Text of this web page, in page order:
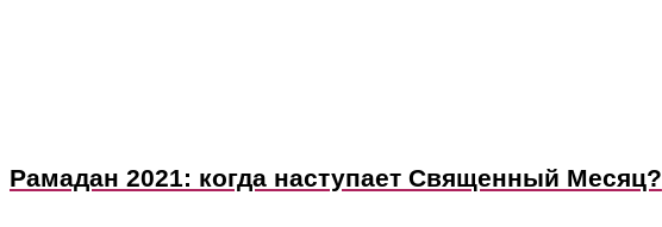
Рамадан 2021: когда наступает Священный Месяц?